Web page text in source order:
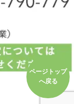
ページトップ
へ戻る